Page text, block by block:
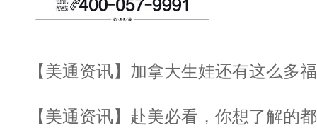
【美通资讯】加拿大生娃还有这么多
【美通资讯】赴美必看，你想了解的